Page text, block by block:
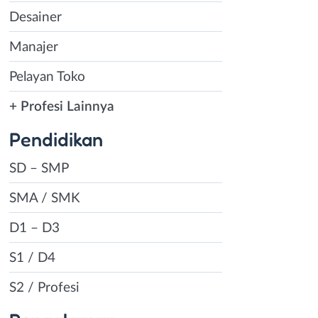
Desainer
Manajer
Pelayan Toko
+ Profesi Lainnya
Pendidikan
SD – SMP
SMA / SMK
D1 – D3
S1 / D4
S2 / Profesi